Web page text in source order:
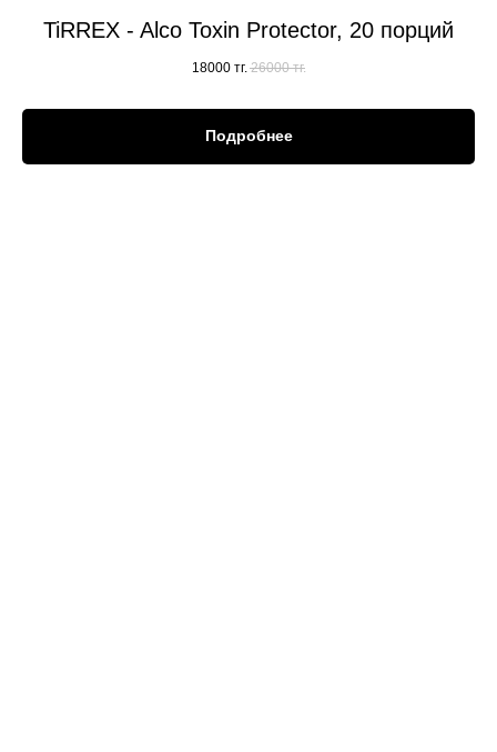
TiRREX - Alco Toxin Protector, 20 порций
18000 тг. 26000 тг.
Подробнее